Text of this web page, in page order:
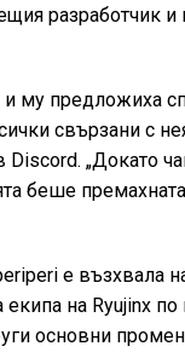
разработчик и
и му предложиха
свързани с
Discord. „Докато
беше
е възхвала
на Ryujinx по
основни